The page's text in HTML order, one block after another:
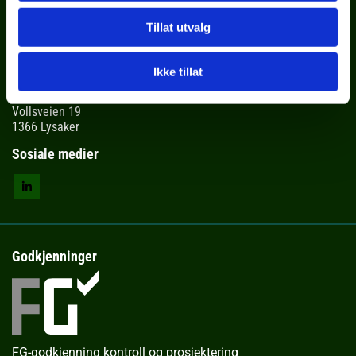
Tillat utvalg
Ikke tillat
Ketil
Vollsveien 19
1366 Lysaker
Sosiale medier
Godkjenninger
FG-godkjenning kontroll og prosjektering